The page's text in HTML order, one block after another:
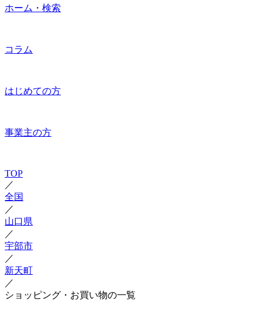
ホーム・検索
コラム
はじめての方
事業主の方
TOP
／
全国
／
山口県
／
宇部市
／
新天町
／
ショッピング・お買い物の一覧